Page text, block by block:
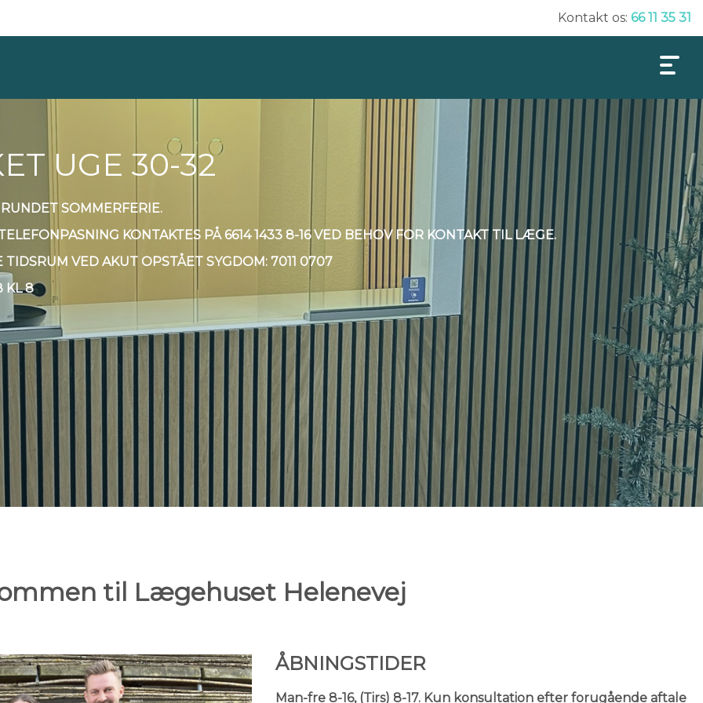
Kontakt os: 66 11 35 31
UGE 30-32
SOMMERFERIE.
KONTAKTES PÅ 6614 1433 8-16 VED BEHOV FOR KONTAKT TIL LÆGE.
VED AKUT OPSTÅET SYGDOM: 7011 0707
KL 8
til Lægehuset Helenevej
ÅBNINGSTIDER
Man-fre 8-16, (Tirs) 8-17. Kun konsultation efter forugående aftale